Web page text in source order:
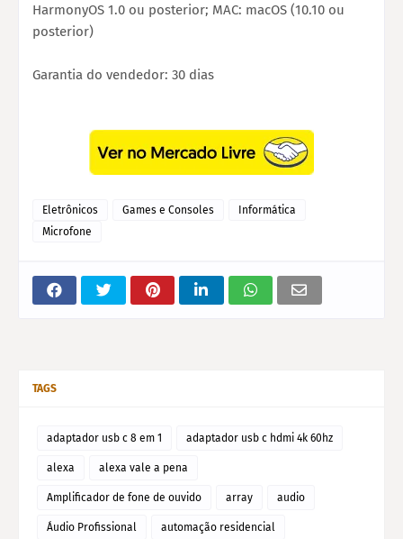
HarmonyOS 1.0 ou posterior; MAC: macOS (10.10 ou
posterior)
Garantia do vendedor: 30 dias
Eletrônicos Games e Consoles
Informática
Microfone
TAGS
adaptador usb c 8 em 1 adaptador usb c hdmi 4k 60hz
alexa alexa vale a pena
Amplificador de fone de ouvido array audio
Áudio Profissional automação residencial